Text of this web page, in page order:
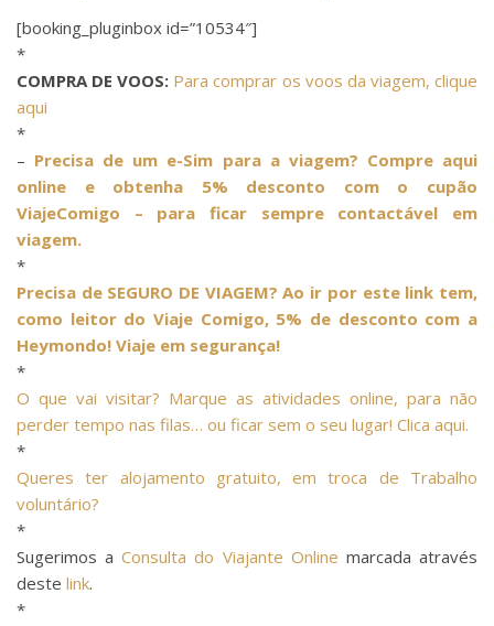
[booking_pluginbox id=”10534″]
*
COMPRA DE VOOS: Para comprar os voos da viagem, clique
aqui
*
– Precisa de um e-Sim para a viagem? Compre aqui
online e obtenha 5% desconto com o cupão
ViajeComigo – para ficar sempre contactável em
viagem.
*
Precisa de SEGURO DE VIAGEM? Ao ir por este link tem,
como leitor do Viaje Comigo, 5% de desconto com a
Heymondo! Viaje em segurança!
*
O que vai visitar? Marque as atividades online, para não
perder tempo nas filas… ou ficar sem o seu lugar! Clica aqui.
*
Queres ter alojamento gratuito, em troca de Trabalho
voluntário?
*
Sugerimos aConsulta do Viajante Online marcada através
deste link.
*